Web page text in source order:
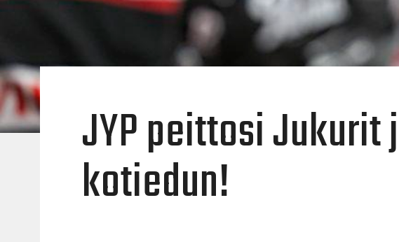
JYP peittosi Jukurit
kotiedun!